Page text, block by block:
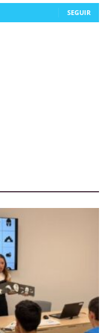
SEGUIR